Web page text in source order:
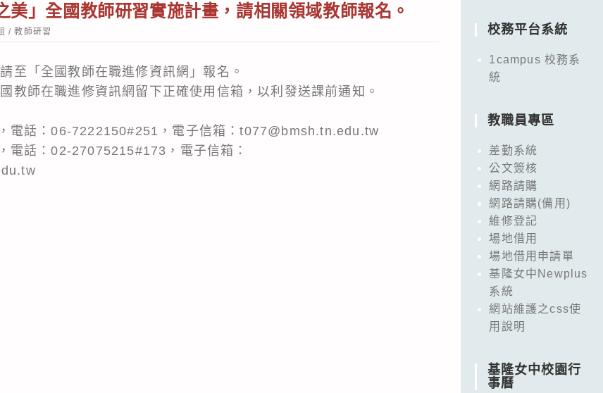
美」全國教師研習實施計畫，請相關領域教師報名。
/ 教師研習
至「全國教師在職進修資訊網」報名。
教師在職進修資訊網留下正確使用信箱，以利發送課前通知。
電話：06-7222150#251，電子信箱：t077@bmsh.tn.edu.tw
電話：02-27075215#173，電子信箱：
校務平台系統
1campus 校務系
統
教職員專區
差勤系統
公文簽核
網路請購
網路請購(備用)
維修登記
場地借用
場地借用申請單
基隆女中Newplus
系統
網站維護之css使
用說明
基隆女中校園行
事曆